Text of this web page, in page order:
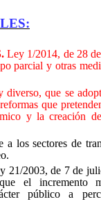
Ley 1/2014, de 28
parcial y otras
que se
que
y la creación
a los sectores de
21/2003, de 7 de
el incremento
público a